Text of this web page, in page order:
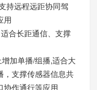
持远程远距协同驾
用
适合长距通信、支撑
加单播/组播,适合大
，支撑传感器信息共
协作通行等应用